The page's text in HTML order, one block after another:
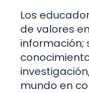
Los
de valores
información;
mundo en